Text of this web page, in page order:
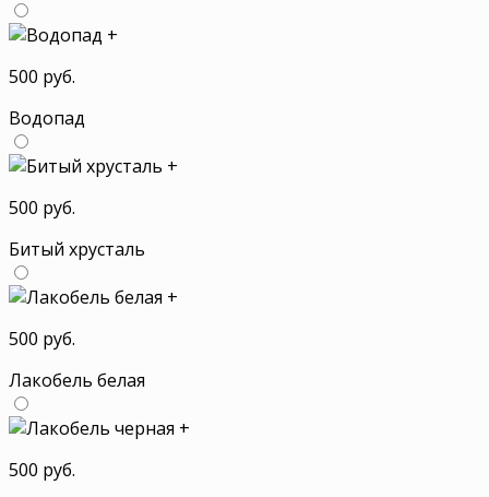
+
500 руб.
Водопад
+
500 руб.
Битый хрусталь
+
500 руб.
Лакобель белая
+
500 руб.